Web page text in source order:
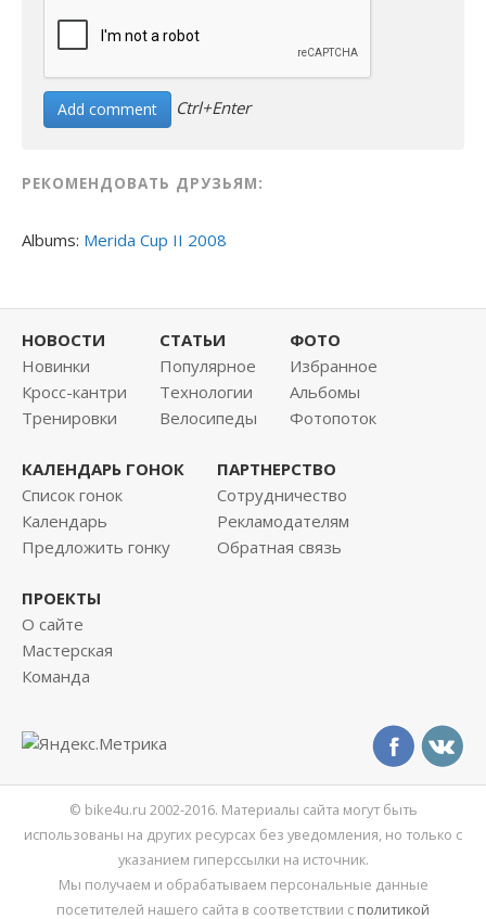
Ctrl+Enter
РЕКОМЕНДОВАТЬ ДРУЗЬЯМ:
Albums: Merida Cup II 2008
НОВОСТИ
Новинки
Кросс-кантри
Тренировки
СТАТЬИ
Популярное
Технологии
Велосипеды
ФОТО
Избранное
Альбомы
Фотопоток
КАЛЕНДАРЬ ГОНОК
Список гонок
Календарь
Предложить гонку
ПАРТНЕРСТВО
Сотрудничество
Рекламодателям
Обратная связь
ПРОЕКТЫ
О сайте
Мастерская
Команда
© bike4u.ru 2002-2016. Материалы сайта могут быть
использованы на других ресурсах без уведомления, но только с
указанием гиперссылки на источник.
Мы получаем и обрабатываем персональные данные
посетителей нашего сайта в соответствии с политикой